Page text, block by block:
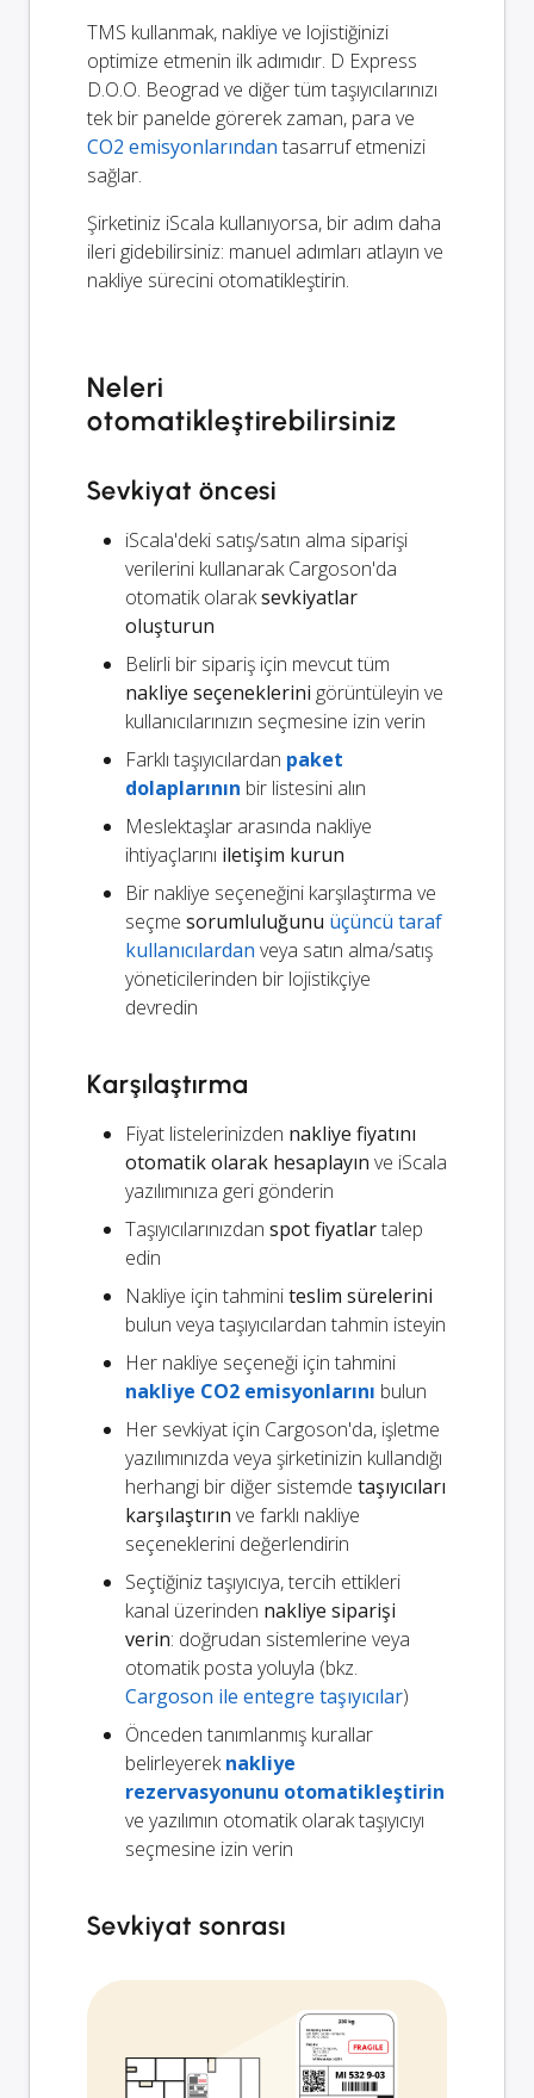
TMS kullanmak, nakliye ve lojistiğinizi
optimize etmenin ilk adımıdır. D Express
D.O.O. Beograd ve diğer tüm taşıyıcılarınızı
tek bir panelde görerek zaman, para ve
CO2 emisyonlarından tasarruf etmenizi
sağlar.
Şirketiniz iScala kullanıyorsa, bir adım daha
ileri gidebilirsiniz: manuel adımları atlayın ve
nakliye sürecini otomatikleştirin.
Neleri
otomatikleştirebilirsiniz
Sevkiyat öncesi
iScala'deki satış/satın alma siparişi
verilerini kullanarak Cargoson'da
otomatik olaraksevkiyatlar
oluşturun
Belirli bir sipariş için mevcut tüm
nakliye seçeneklerini görüntüleyin ve
kullanıcılarınızın seçmesine izin verin
Farklı taşıyıcılardan paket
dolaplarının bir listesini alın
Meslektaşlar arasında nakliye
ihtiyaçlarını iletişim kurun
Bir nakliye seçeneğini karşılaştırma ve
seçme sorumluluğunu üçüncü taraf
kullanıcılardan veya satın alma/satış
yöneticilerinden bir lojistikçiye
devredin
Karşılaştırma
Fiyat listelerinizden nakliye fiyatını
otomatik olarak hesaplayın ve iScala
yazılımınıza geri gönderin
Taşıyıcılarınızdan spot fiyatlartalep
edin
Nakliye için tahminiteslim sürelerini
bulun veya taşıyıcılardan tahmin isteyin
Her nakliye seçeneği için tahmini
nakliye CO2 emisyonlarını bulun
Her sevkiyat için Cargoson'da, işletme
yazılımınızda veya şirketinizin kullandığı
herhangi bir diğer sistemde taşıyıcıları
karşılaştırın ve farklı nakliye
seçeneklerini değerlendirin
Seçtiğiniz taşıyıcıya, tercih ettikleri
kanal üzerinden nakliye siparişi
verin: doğrudan sistemlerine veya
otomatik posta yoluyla (bkz.
Cargoson ile entegre taşıyıcılar)
Önceden tanımlanmış kurallar
belirleyereknakliye
rezervasyonunu otomatikleştirin
ve yazılımın otomatik olarak taşıyıcıyı
seçmesine izin verin
Sevkiyat sonrası